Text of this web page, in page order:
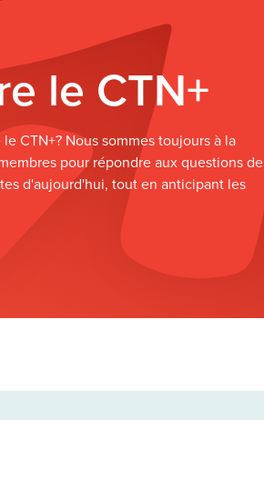
le CTN+
CTN+? Nous sommes toujours à la
pour répondre aux questions de
d'aujourd'hui, tout en anticipant les